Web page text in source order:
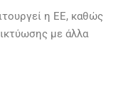
η ΕΕ, καθώς
με άλλα